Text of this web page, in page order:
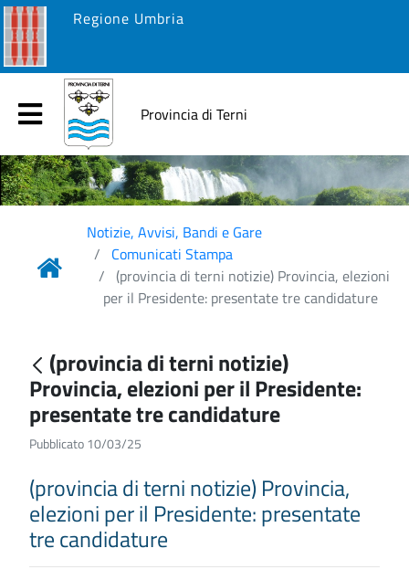
Regione Umbria
Provincia di Terni
Notizie, Avvisi, Bandi e Gare
Comunicati Stampa
(provincia di terni notizie) Provincia, elezioni
per il Presidente: presentate tre candidature
(provincia di terni notizie)
Provincia, elezioni per il Presidente:
presentate tre candidature
Pubblicato 10/03/25
(provincia di terni notizie) Provincia,
elezioni per il Presidente: presentate
tre candidature